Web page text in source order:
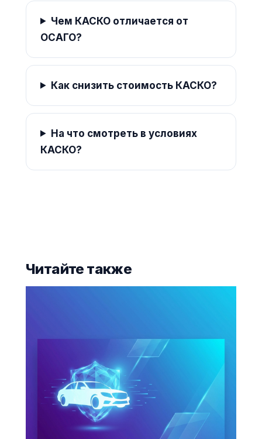
Чем КАСКО отличается от
ОСАГО?
Как снизить стоимость КАСКО?
На что смотреть в условиях
КАСКО?
Читайте также